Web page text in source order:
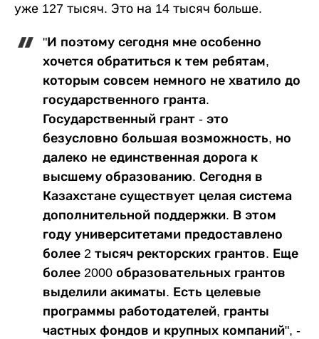
уже 127 тысяч. Это на 14 тысяч больше.
"И поэтому сегодня мне особенно
хочется обратиться к тем ребятам,
которым совсем немного не хватило до
государственного гранта.
Государственный грант - это
безусловно большая возможность, но
далеко не единственная дорога к
высшему образованию. Сегодня в
Казахстане существует целая система
дополнительной поддержки. В этом
году университетами предоставлено
более 2 тысяч ректорских грантов. Еще
более 2000 образовательных грантов
выделили акиматы. Есть целевые
программы работодателей, гранты
частных фондов и крупных компаний", -